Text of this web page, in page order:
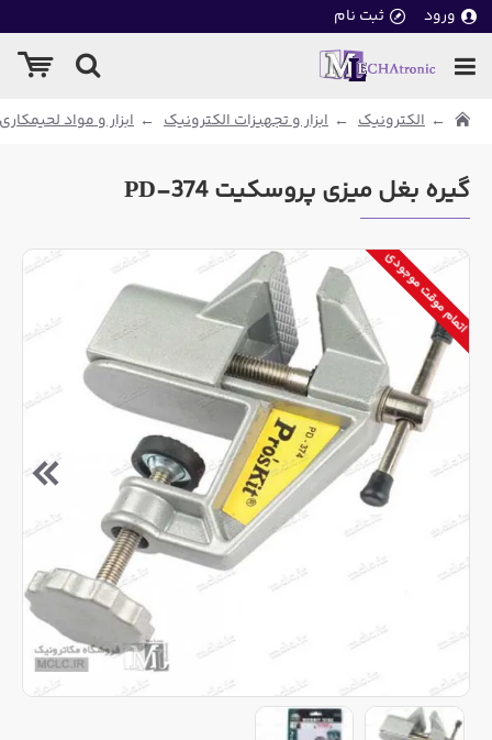
ورود ثبت نام
الکترونیک ابزار و تجهیزات الکترونیک ابزار و مواد لحیمکاری
گیره بغل میزی پروسکیت PD-374
اتمام موقت موجودی